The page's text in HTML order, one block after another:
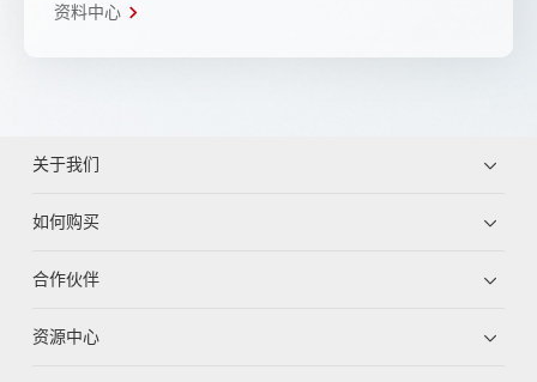
资料中心
关于我们
如何购买
合作伙伴
资源中心